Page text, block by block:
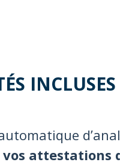
vos attestations